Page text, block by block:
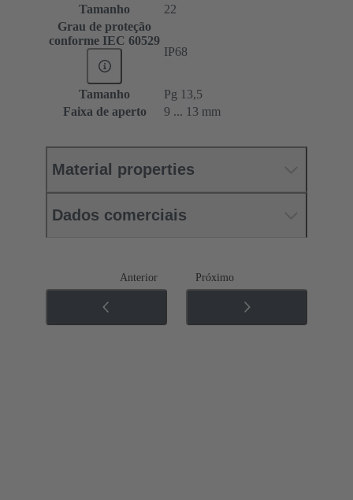
Tamanho
22
Grau de proteção
conforme IEC 60529
IP68
Tamanho
Pg 13,5
Faixa de aperto
9 ... 13 mm
Material properties
Dados comerciais
Anterior Próximo